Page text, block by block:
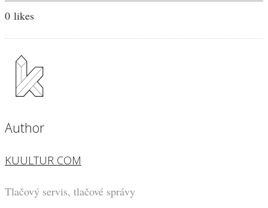
0 likes
Author
KUULTUR COM
Tlačový servis, tlačové správy